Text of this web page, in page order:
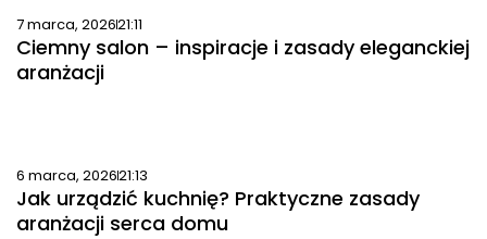
7 marca, 202621:11
Ciemny salon – inspiracje i zasady eleganckiej
aranżacji
6 marca, 202621:13
Jak urządzić kuchnię? Praktyczne zasady
aranżacji serca domu